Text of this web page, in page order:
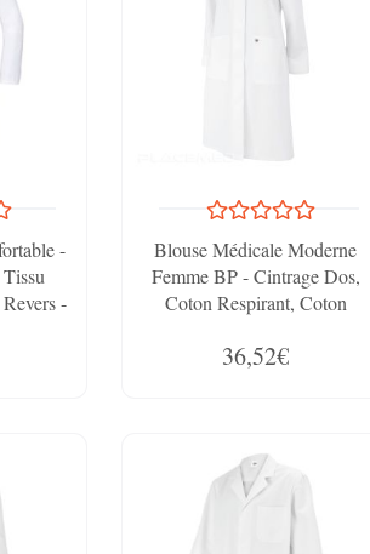
-
-
Blouse Médicale Moderne
Femme BP - Cintrage Dos,
Coton Respirant, Coton
36,52€